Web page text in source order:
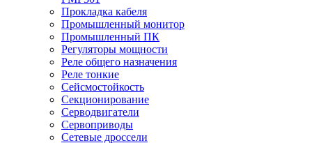
Прокладка кабеля
Промышленный монитор
Промышленный ПК
Регуляторы мощности
Реле общего назначения
Реле тонкие
Сейсмостойкость
Секционирование
Серводвигатели
Сервоприводы
Сетевые дроссели